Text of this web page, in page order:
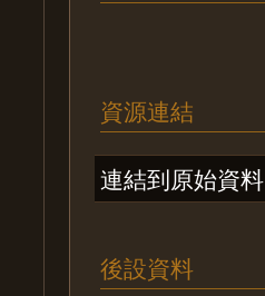
資源連結
連結到原始資料
後設資料